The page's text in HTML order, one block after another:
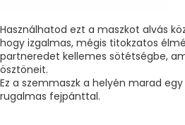
Használhatod ezt a maszkot alvás
hogy izgalmas, mégis titokzatos
partneredet kellemes sötétségbe,
ösztöneit.
Ez a szemmaszk a helyén marad
rugalmas fejpánttal.